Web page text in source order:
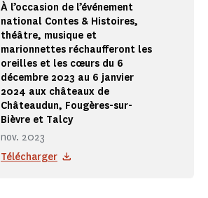
À l’occasion de l’événement
national Contes & Histoires,
théâtre, musique et
marionnettes réchaufferont les
oreilles et les cœurs du 6
décembre 2023 au 6 janvier
2024 aux châteaux de
Châteaudun, Fougères-sur-
Bièvre et Talcy
nov. 2023
Télécharger